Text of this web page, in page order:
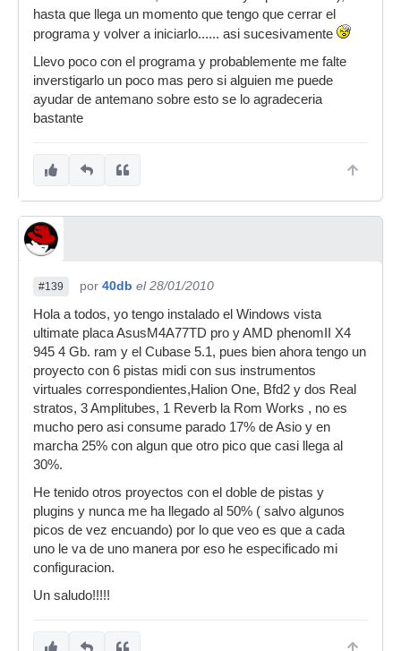
hasta que llega un momento que tengo que cerrar el
programa y volver a iniciarlo...... asi sucesivamente
Llevo poco con el programa y probablemente me falte
inverstigarlo un poco mas pero si alguien me puede
ayudar de antemano sobre esto se lo agradeceria
bastante
#139 por 40db el 28/01/2010
Hola a todos, yo tengo instalado el Windows vista
ultimate placa AsusM4A77TD pro y AMD phenomII X4
945 4 Gb. ram y el Cubase 5.1, pues bien ahora tengo un
proyecto con 6 pistas midi con sus instrumentos
virtuales correspondientes,Halion One, Bfd2 y dos Real
stratos, 3 Amplitubes, 1 Reverb la Rom Works , no es
mucho pero asi consume parado 17% de Asio y en
marcha 25% con algun que otro pico que casi llega al
30%.
He tenido otros proyectos con el doble de pistas y
plugins y nunca me ha llegado al 50% ( salvo algunos
picos de vez encuando) por lo que veo es que a cada
uno le va de uno manera por eso he especificado mi
configuracion.
Un saludo!!!!!